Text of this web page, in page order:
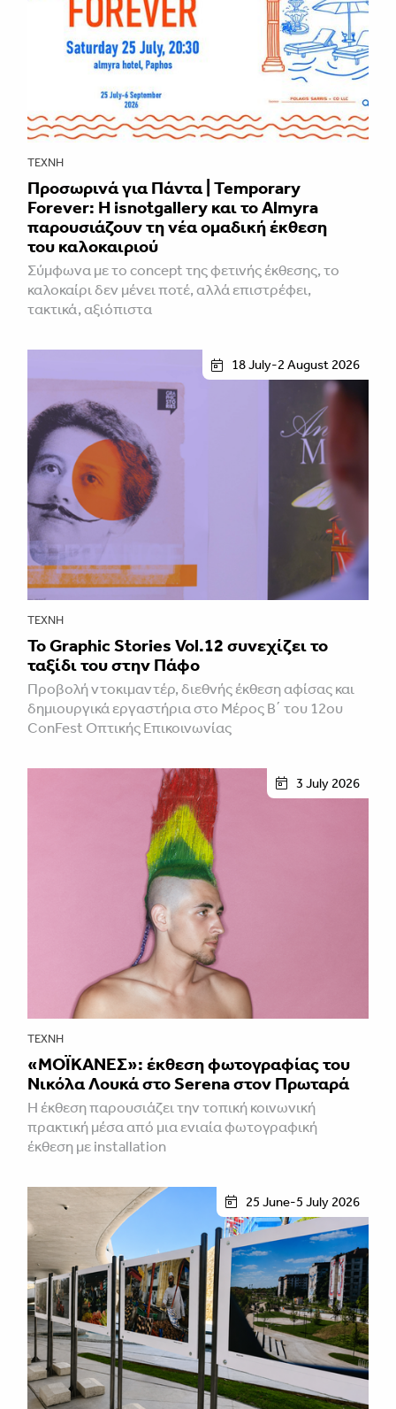
ΤΈΧΝΗ
Προσωρινά για Πάντα | Temporary
Forever: Η isnotgallery και το Almyra
παρουσιάζουν τη νέα ομαδική έκθεση
του καλοκαιριού
Σύμφωνα με το concept της φετινής έκθεσης, το
καλοκαίρι δεν μένει ποτέ, αλλά επιστρέφει,
τακτικά, αξιόπιστα
18 July-2 August 2026
ΤΈΧΝΗ
Το Graphic Stories Vol.12 συνεχίζει το
ταξίδι του στην Πάφο
Προβολή ντοκιμαντέρ, διεθνής έκθεση αφίσας και
δημιουργικά εργαστήρια στο Μέρος Β΄ του 12ου
ConFest Οπτικής Επικοινωνίας
3 July 2026
ΤΈΧΝΗ
«ΜΟΪΚΑΝΕΣ»: έκθεση φωτογραφίας του
Νικόλα Λουκά στο Serena στον Πρωταρά
H έκθεση παρουσιάζει την τοπική κοινωνική
πρακτική μέσα από μια ενιαία φωτογραφική
έκθεση με installation
25 June-5 July 2026